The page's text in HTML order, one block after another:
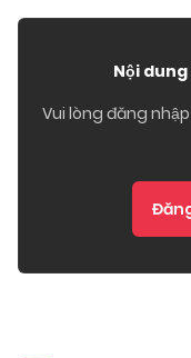
Nội
Vui lòng đăng